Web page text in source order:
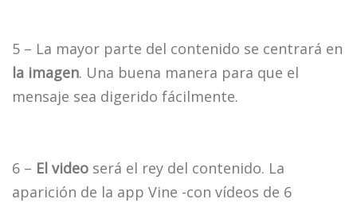
5 – La mayor parte del contenido se centrará en
la imagen. Una buena manera para que el
mensaje sea digerido fácilmente.
6 – El video será el rey del contenido. La
aparición de la app Vine -con vídeos de 6